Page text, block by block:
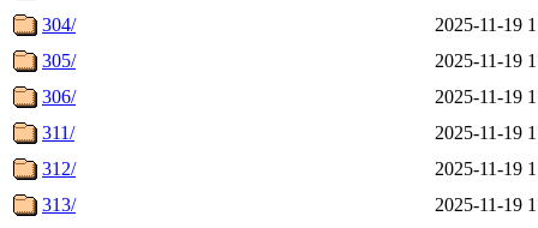
304/
2025-11-19
305/
2025-11-19
306/
2025-11-19
311/
2025-11-19
312/
2025-11-19
313/
2025-11-19